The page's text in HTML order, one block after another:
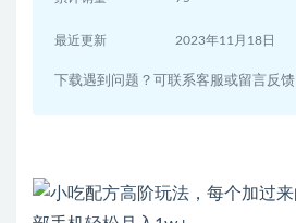
最近更新 2023年11月18日
下载遇到问题？可联系客服或留言反馈